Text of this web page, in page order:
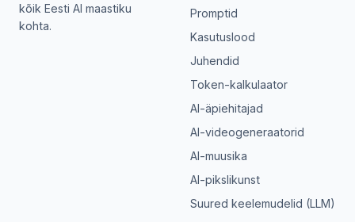
kõik Eesti AI maastiku
kohta.
Promptid
Kasutuslood
Juhendid
Token-kalkulaator
AI-äpiehitajad
AI-videogeneraatorid
AI-muusika
AI-pikslikunst
Suured keelemudelid (LLM)